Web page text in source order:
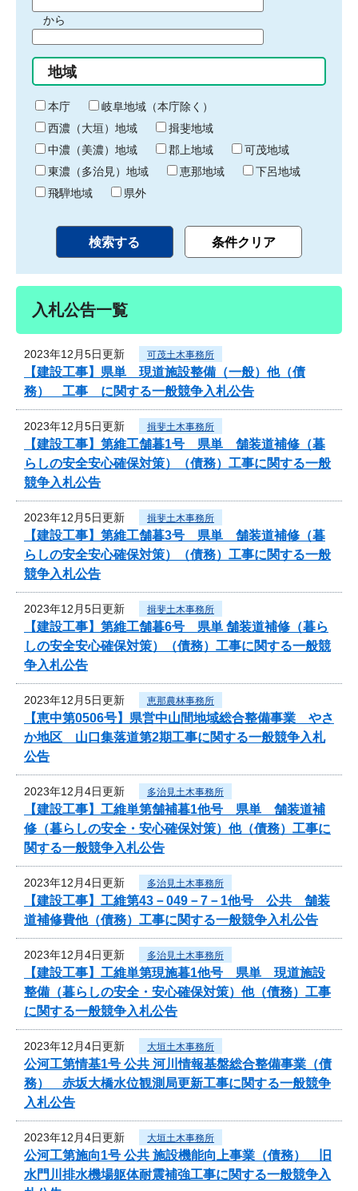
間
始
り
から
間
終
わ
り
地域
本庁
岐阜地域（本庁除く）
西濃（大垣）地域
揖斐地域
中濃（美濃）地域
郡上地域
可茂地域
東濃（多治見）地域
恵那地域
下呂地域
飛騨地域
県外
入札公告一覧
2023年12月5日更新 可茂土木事務所
【建設工事】県単 現道施設整備（一般）他（債
務） 工事 に関する一般競争入札公告
2023年12月5日更新 揖斐土木事務所
【建設工事】第維工舗暮1号 県単 舗装道補修（暮
らしの安全安心確保対策）（債務）工事に関する一般
競争入札公告
2023年12月5日更新 揖斐土木事務所
【建設工事】第維工舗暮3号 県単 舗装道補修（暮
らしの安全安心確保対策）（債務）工事に関する一般
競争入札公告
2023年12月5日更新 揖斐土木事務所
【建設工事】第維工舗暮6号 県単 舗装道補修（暮ら
しの安全安心確保対策）（債務）工事に関する一般競
争入札公告
2023年12月5日更新 恵那農林事務所
【恵中第0506号】県営中山間地域総合整備事業 やさ
か地区 山口集落道第2期工事に関する一般競争入札
公告
2023年12月4日更新 多治見土木事務所
【建設工事】工維単第舗補暮1他号 県単 舗装道補
修（暮らしの安全・安心確保対策）他（債務）工事に
関する一般競争入札公告
2023年12月4日更新 多治見土木事務所
【建設工事】工維第43－049－7－1他号 公共 舗装
道補修費他（債務）工事に関する一般競争入札公告
2023年12月4日更新 多治見土木事務所
【建設工事】工維単第現施暮1他号 県単 現道施設
整備（暮らしの安全・安心確保対策）他（債務）工事
に関する一般競争入札公告
2023年12月4日更新 大垣土木事務所
公河工第情基1号 公共 河川情報基盤総合整備事業（債
務） 赤坂大橋水位観測局更新工事に関する一般競争
入札公告
2023年12月4日更新 大垣土木事務所
公河工第施向1号 公共 施設機能向上事業（債務） 旧
水門川排水機場躯体耐震補強工事に関する一般競争入